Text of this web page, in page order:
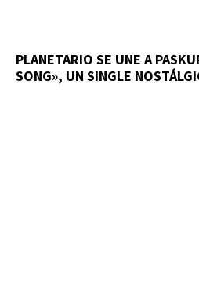
PLANETARIO SE UNE A
SONG», UN SINGLE